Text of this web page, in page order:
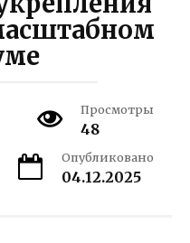
Просмотры
48
Опубликовано
04.12.2025